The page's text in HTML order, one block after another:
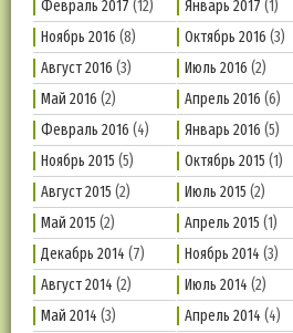
Февраль 2017 (12) Январь 2017 (1)
Ноябрь 2016 (8) Октябрь 2016 (3)
Август 2016 (3) Июль 2016 (2)
Май 2016 (2) Апрель 2016 (6)
Февраль 2016 (4) Январь 2016 (5)
Ноябрь 2015 (5) Октябрь 2015 (1)
Август 2015 (2) Июль 2015 (2)
Май 2015 (2) Апрель 2015 (1)
Декабрь 2014 (7) Ноябрь 2014 (3)
Август 2014 (2) Июль 2014 (2)
Май 2014 (3) Апрель 2014 (4)